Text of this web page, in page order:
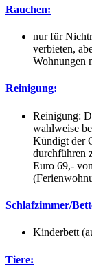
Rauchen:
nur für
verbieten,
Wohnungen
Reinigung:
Reinigung:
wahlweise
Kündigt der
durchführen
Euro 69,-
Schlafzimmer/
Kinderbett
Tiere: